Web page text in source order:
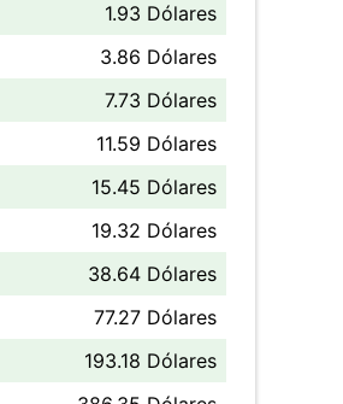
1.93 Dólares
3.86 Dólares
7.73 Dólares
11.59 Dólares
15.45 Dólares
19.32 Dólares
38.64 Dólares
77.27 Dólares
193.18 Dólares